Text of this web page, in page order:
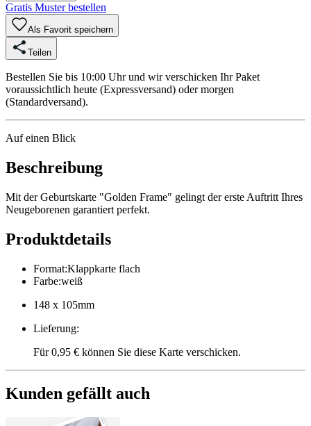
Gratis Muster bestellen
Als Favorit speichern
Teilen
Bestellen Sie bis 10:00 Uhr und wir verschicken Ihr Paket
voraussichtlich heute (Expressversand) oder morgen
(Standardversand).
Auf einen Blick
Beschreibung
Mit der Geburtskarte "Golden Frame" gelingt der erste Auftritt Ihres
Neugeborenen garantiert perfekt.
Produktdetails
Format:Klappkarte flach
Farbe:weiß
148 x 105mm
Lieferung:
Für 0,95 € können Sie diese Karte verschicken.
Kunden gefällt auch